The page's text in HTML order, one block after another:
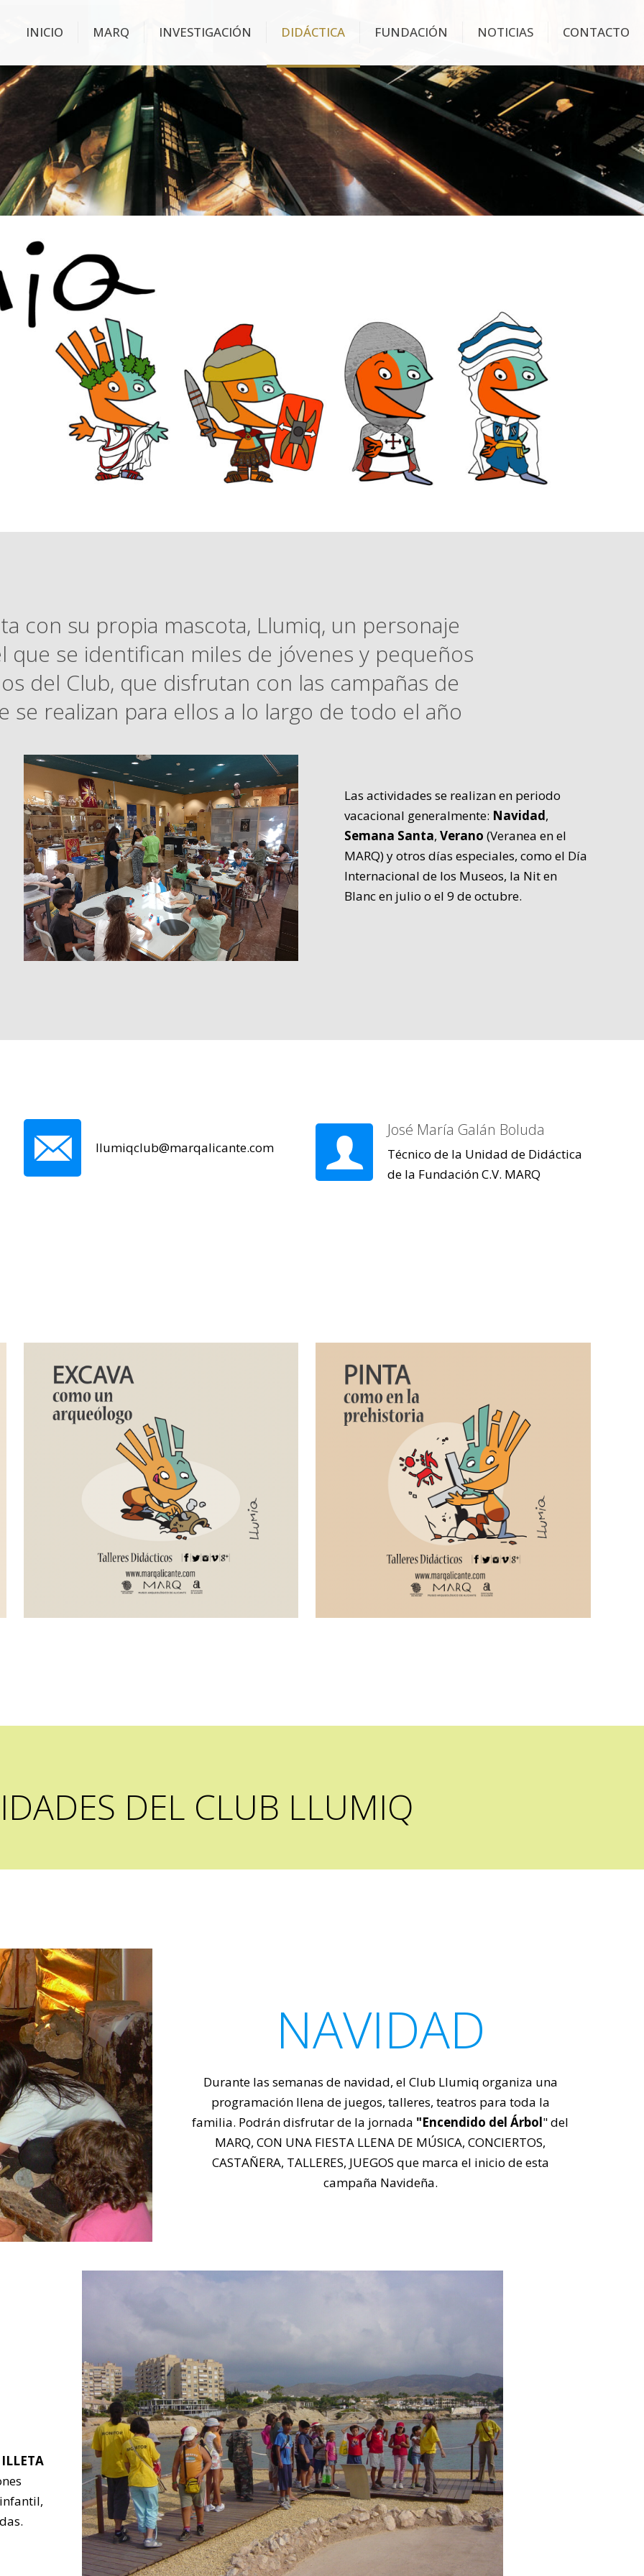
INICIO MARQ INVESTIGACIÓN DIDÁCTICA FUNDACIÓN NOTICIAS CONTACTO
con su propia mascota, Llumiq, un personaje
que se identifican miles de jóvenes y pequeños
del Club, que disfrutan con las campañas de
se realizan para ellos a lo largo de todo el año
Las actividades se realizan en periodo
vacacional generalmente: Navidad,
Semana Santa,Verano (Veranea en el
MARQ) y otros días especiales, como el Día
Internacional de los Museos, la Nit en
Blanc en julio o el 9 de octubre.
llumiqclub@marqalicante.com
José María Galán Boluda
Técnico de la Unidad de Didáctica
de la Fundación C.V. MARQ
DEL CLUB LLUMIQ
NAVIDAD
Durante las semanas de navidad, el Club Llumiq organiza una
programación llena de juegos, talleres, teatros para toda la
familia. Podrán disfrutar de la jornada "Encendido del Árbol" del
MARQ, CON UNA FIESTA LLENA DE MÚSICA, CONCIERTOS,
CASTAÑERA, TALLERES, JUEGOS que marca el inicio de esta
campaña Navideña.